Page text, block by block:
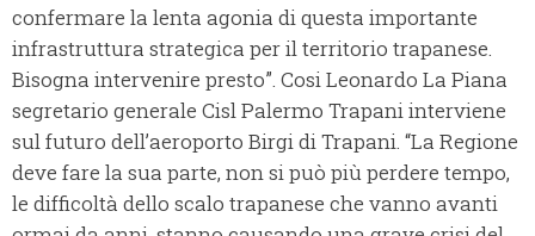
confermare la lenta agonia di questa importante
infrastruttura strategica per il territorio trapanese.
Bisogna intervenire presto”. Cosi Leonardo La Piana
segretario generale Cisl Palermo Trapani interviene
sul futuro dell’aeroporto Birgi di Trapani. “La Regione
deve fare la sua parte, non si può più perdere tempo,
le difficoltà dello scalo trapanese che vanno avanti